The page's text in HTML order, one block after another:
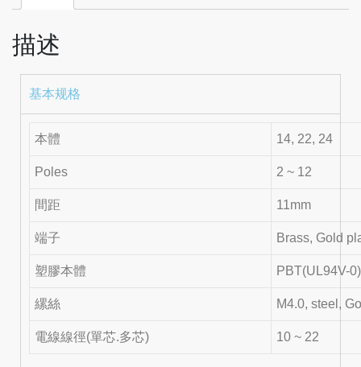
描述
基本规格
本體 14, 22, 24
Poles 2 ~ 12
間距 11mm
端子 Brass, Gold
塑膠本體 PBT(UL94V-
縲絲 M4.0, steel,
電線線徑(單芯.多芯) 10 ~ 22